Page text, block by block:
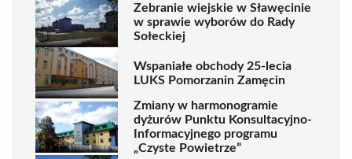
Zebranie wiejskie w Sławęcinie
w sprawie wyborów do Rady
Sołeckiej
Wspaniałe obchody 25-lecia
LUKS Pomorzanin Zamęcin
Zmiany w harmonogramie
dyżurów Punktu Konsultacyjno-
Informacyjnego programu
„Czyste Powietrze”